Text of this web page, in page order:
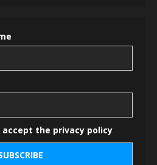
accept the privacy policy